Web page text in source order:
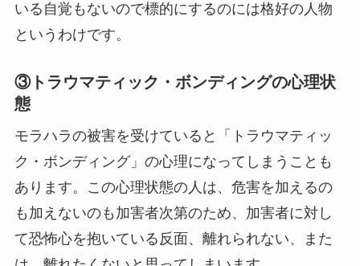
いる自覚もないので標的にするのには格好の人物
というわけです。
③トラウマティック・ボンディングの心理状
態
モラハラの被害を受けていると「トラウマティッ
ク・ボンディング」の心理になってしまうことも
あります。この心理状態の人は、危害を加えるの
も加えないのも加害者次第のため、加害者に対し
て恐怖心を抱いている反面、離れられない、また